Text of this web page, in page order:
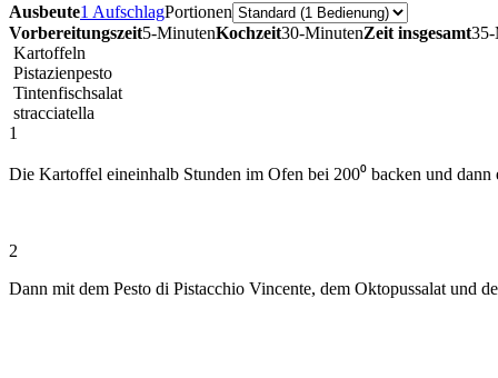
Ausbeute1 AufschlagPortionen
Vorbereitungszeit5-MinutenKochzeit30-MinutenZeit insgesamt
Kartoffeln
Pistazienpesto
Tintenfischsalat
stracciatella
1
Die Kartoffel eineinhalb Stunden im Ofen bei 200⁰ backen und
2
Dann mit dem Pesto di Pistacchio Vincente, dem Oktopussalat und